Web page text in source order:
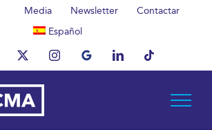
Media Newsletter
Contactar
Español
X InstagramMyBusinessLinkedInTiktok